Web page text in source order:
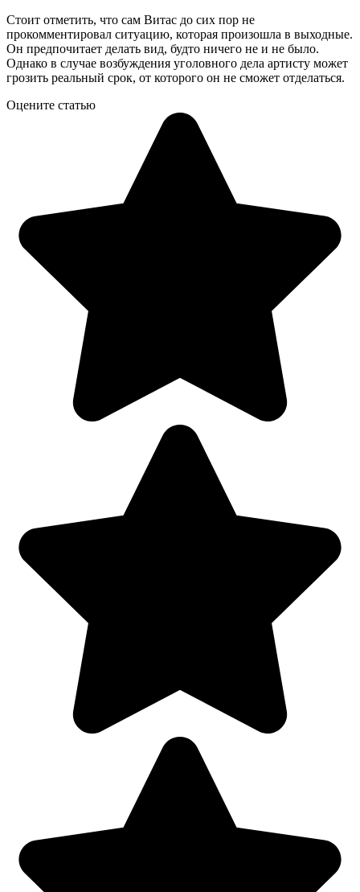
Стоит отметить, что сам Витас до сих пор не
прокомментировал ситуацию, которая произошла в выходные.
Он предпочитает делать вид, будто ничего не и не было.
Однако в случае возбуждения уголовного дела артисту может
грозить реальный срок, от которого он не сможет отделаться.
Оцените статью